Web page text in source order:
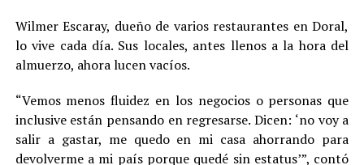
Wilmer Escaray, dueño de varios restaurantes en Doral,
lo vive cada día. Sus locales, antes llenos a la hora del
almuerzo, ahora lucen vacíos.
“Vemos menos fluidez en los negocios o personas que
inclusive están pensando en regresarse. Dicen: ‘no voy a
salir a gastar, me quedo en mi casa ahorrando para
devolverme a mi país porque quedé sin estatus’”, contó